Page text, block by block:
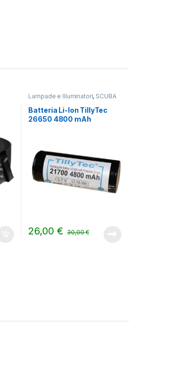
Lampade e Illuminatori, SCUBA
Batteria Li-Ion TillyTec
26650 4800 mAh
26,00 € 30,00€